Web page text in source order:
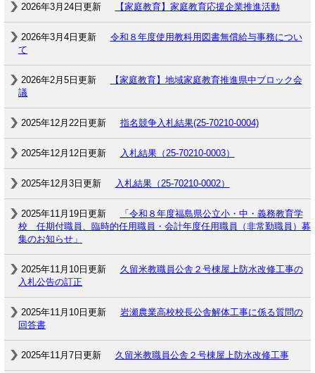
2026年3月24日更新 【家庭教育】家庭教育応援企業推進活動
2026年3月4日更新
令和８年度使用教科用図書無償給与事務につい
て
2026年2月5日更新
【家庭教育】地域家庭教育推進県中ブロック会
議
2025年12月22日更新 指名競争入札結果(25-70210-0004)
2025年12月12日更新 入札結果（25-70210-0003）
2025年12月3日更新 入札結果（25-70210-0002）
2025年11月19日更新
「令和８年度福島県公立小・中・義務教育学
校 任期付職員、臨時的任用職員・会計年度任用職員（非常勤職員）募
集のお知らせ」
2025年11月10日更新
久留米教職員公舎２号棟屋上防水改修工事の
入札公告の訂正
2025年11月10日更新
岩瀬農業高校校長公舎解体工事に係る質問の
回答書
2025年11月7日更新 久留米教職員公舎２号棟屋上防水改修工事